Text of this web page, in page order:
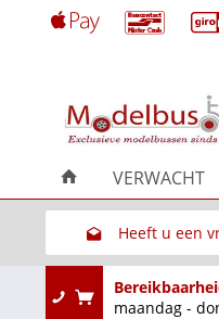
VERWACHT
Heeft u een
Link naar
maandag -